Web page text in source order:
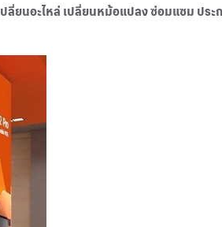
ยนอะไหล่ เปลี่ยนหม้อแปลง ซ่อมแซม ปร